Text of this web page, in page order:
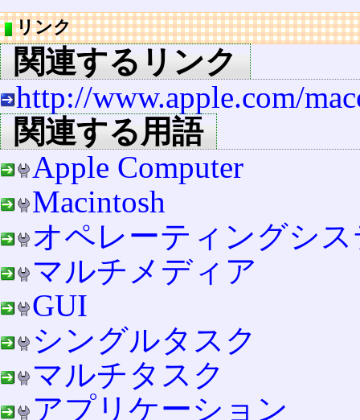
リンク
関連するリンク
http://www.apple.com/
関連する用語
Apple Computer
Macintosh
オペレーティングシ
マルチメディア
GUI
シングルタスク
マルチタスク
アプリケーション